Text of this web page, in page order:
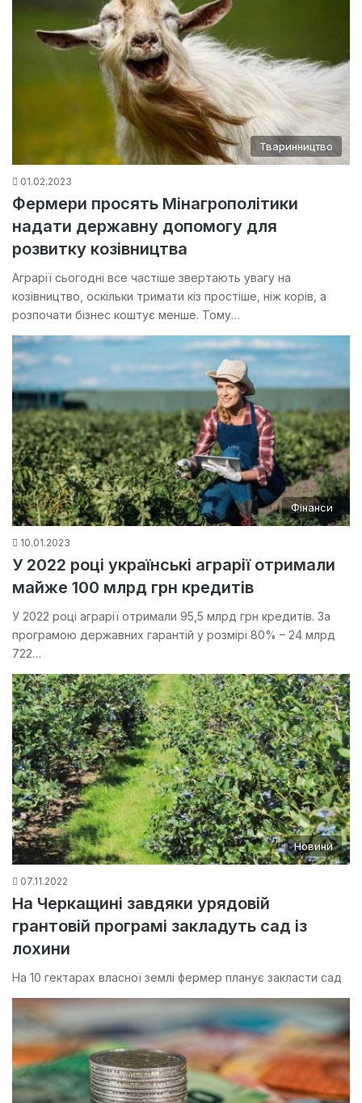
Тваринництво
01.02.2023
Фермери просять Мінагрополітики
надати державну допомогу для
розвитку козівництва
Аграрії сьогодні все частіше звертають увагу на
козівництво, оскільки тримати кіз простіше, ніж корів, а
розпочати бізнес коштує менше. Тому…
Фінанси
10.01.2023
У 2022 році українські аграрії отримали
майже 100 млрд грн кредитів
У 2022 році аграрії отримали 95,5 млрд грн кредитів. За
програмою державних гарантій у розмірі 80% – 24 млрд
722…
Новини
07.11.2022
На Черкащині завдяки урядовій
грантовій програмі закладуть сад із
лохини
На 10 гектарах власної землі фермер планує закласти сад